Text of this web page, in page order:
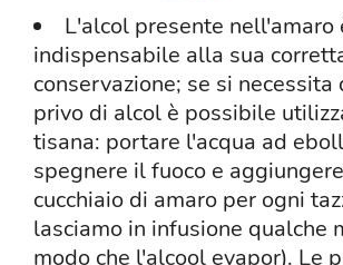
L'alcol presente nell'amaro
indispensabile alla sua
conservazione; se si necessita
privo di alcol è possibile
tisana: portare l'acqua ad
spegnere il fuoco e
cucchiaio di amaro per ogni
lasciamo in infusione qualche
modo che l'alcool evapor). Le